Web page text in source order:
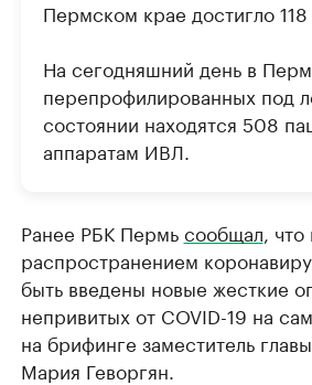
Пермском крае достигло
На сегодняшний день в
перепрофилированных под
состоянии находятся 508
аппаратам ИВЛ.
Ранее РБК Пермьсообщал ,
распространением
быть введены новые жесткие
непривитых от COVID-19 на
на брифинге заместитель
Мария Геворгян.